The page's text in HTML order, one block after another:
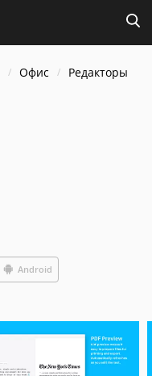
Офис
Редакторы
Android